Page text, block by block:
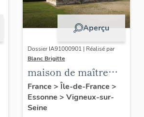
Aperçu
Dossier IA91000901 | Réalisé par
Blanc Brigitte
maison de maître
dite château de Port-
Courcel
France > Île-de-France >
Essonne > Vigneux-sur-
Seine